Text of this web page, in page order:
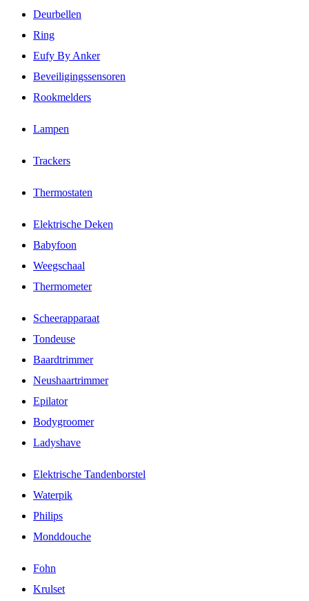
Deurbellen
Ring
Eufy By Anker
Beveiligingssensoren
Rookmelders
Lampen
Trackers
Thermostaten
Elektrische Deken
Babyfoon
Weegschaal
Thermometer
Scheerapparaat
Tondeuse
Baardtrimmer
Neushaartrimmer
Epilator
Bodygroomer
Ladyshave
Elektrische Tandenborstel
Waterpik
Philips
Monddouche
Fohn
Krulset